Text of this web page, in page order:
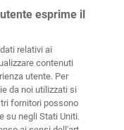
Tutela dei dati
esprime il
relativi ai
contenuti
utente. Per
da noi utilizzati si
fornitori possono
su negli Stati Uniti.